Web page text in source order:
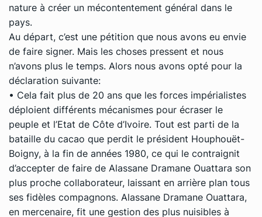
nature à créer un mécontentement général dans le
pays.
Au départ, c’est une pétition que nous avons eu envie
de faire signer. Mais les choses pressent et nous
n’avons plus le temps. Alors nous avons opté pour la
déclaration suivante:
• Cela fait plus de 20 ans que les forces impérialistes
déploient différents mécanismes pour écraser le
peuple et l’Etat de Côte d’Ivoire. Tout est parti de la
bataille du cacao que perdit le président Houphouët-
Boigny, à la fin de années 1980, ce qui le contraignit
d’accepter de faire de Alassane Dramane Ouattara son
plus proche collaborateur, laissant en arrière plan tous
ses fidèles compagnons. Alassane Dramane Ouattara,
en mercenaire, fit une gestion des plus nuisibles à